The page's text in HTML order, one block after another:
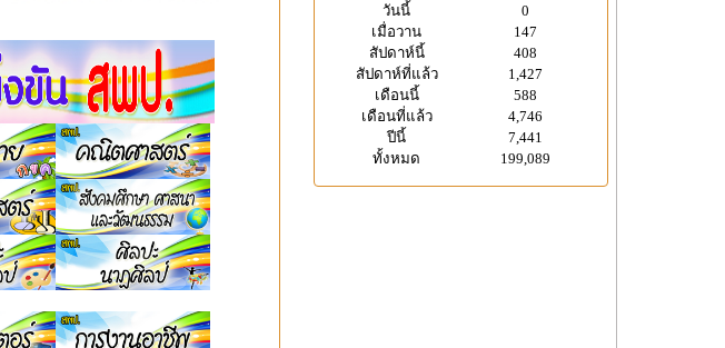
วันนี้
0
เมื่อวาน
147
สัปดาห์นี้
408
สัปดาห์ที่แล้ว
1,427
เดือนนี้
588
เดือนที่แล้ว
4,746
ปีนี้
7,441
ทั้งหมด
199,089